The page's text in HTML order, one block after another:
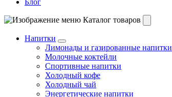
Блог
Каталог товаров
Напитки
Лимонады и газированные напитки
Молочные коктейли
Спортивные напитки
Холодный кофе
Холодный чай
Энергетические напитки